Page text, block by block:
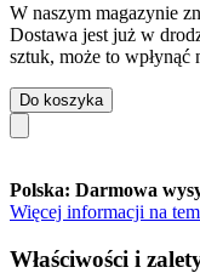
W naszym magazynie
Dostawa jest już w
sztuk, może to wpłynąć
Do koszyka
Polska: Darmowa
Więcej informacji na
Właściwości i